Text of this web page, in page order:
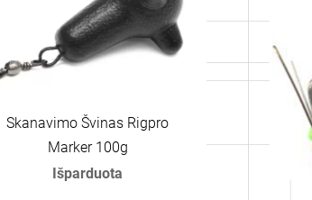
Skanavimo Švinas Rigpro
Marker 100g
Išparduota